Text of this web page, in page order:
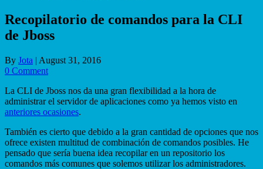
Recopilatorio de comandos para la CLI
de Jboss
By Jota | August 31, 2016
0 Comment
La CLI de Jboss nos da una gran flexibilidad a la hora de
administrar el servidor de aplicaciones como ya hemos visto en
anteriores ocasiones.
También es cierto que debido a la gran cantidad de opciones que nos
ofrece existen multitud de combinación de comandos posibles. He
pensado que sería buena idea recopilar en un repositorio los
comandos más comunes que solemos utilizar los administradores.